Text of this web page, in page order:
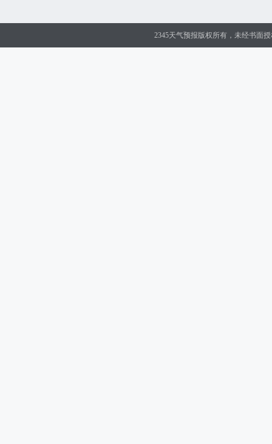
2345天气预报版权所有，未经书面